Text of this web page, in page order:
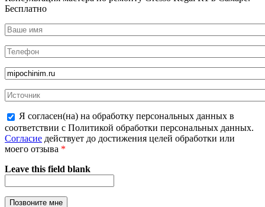
Бесплатно
Я согласен(на) на обработку персональных данных в
соответствии с Политикой обработки персональных данных.
Согласие действует до достижения целей обработки или
моего отзыва *
Leave this field blank